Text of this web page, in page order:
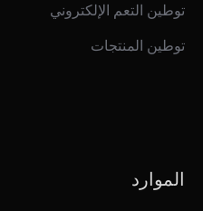
توطين التعم الإلكتروني
توطين المنتجات
الموارد